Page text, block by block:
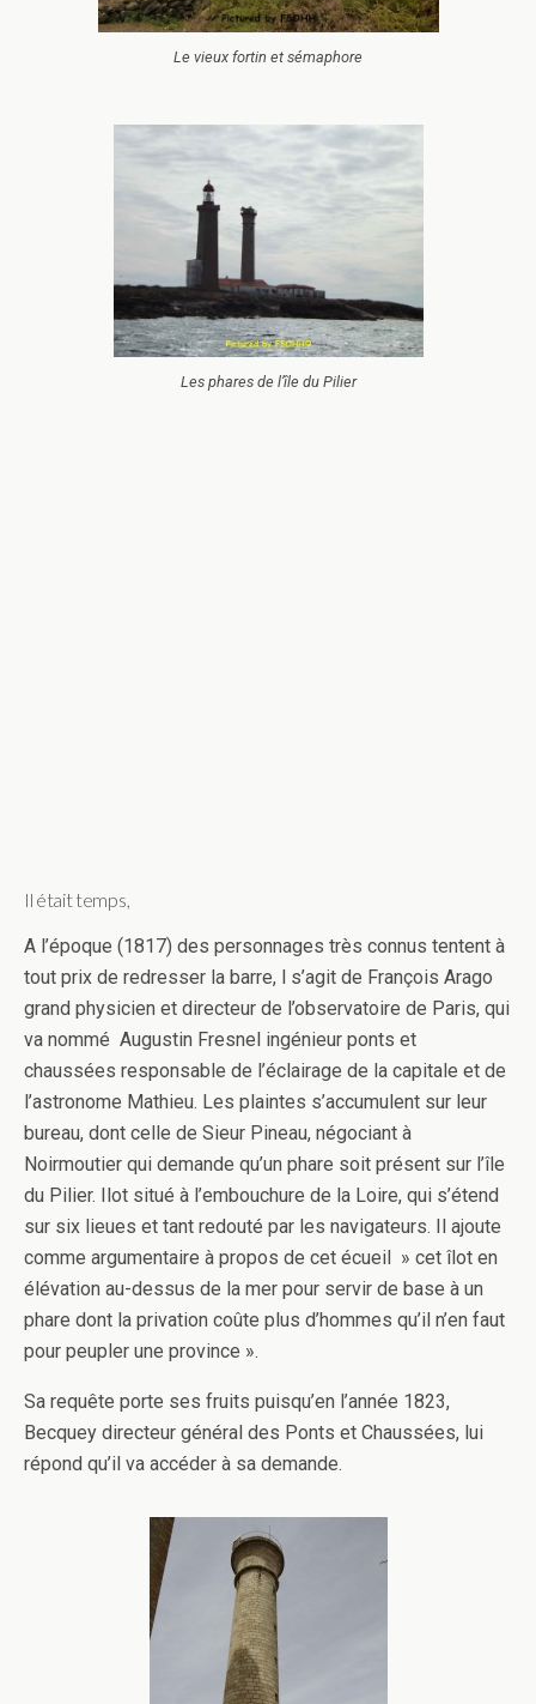
Le vieux fortin et sémaphore
Les phares de l’île du Pilier
Il était temps,
A l’époque (1817) des personnages très connus tentent à
tout prix de redresser la barre, l s’agit de François Arago
grand physicien et directeur de l’observatoire de Paris, qui
va nommé Augustin Fresnel ingénieur ponts et
chaussées responsable de l’éclairage de la capitale et de
l’astronome Mathieu. Les plaintes s’accumulent sur leur
bureau, dont celle de Sieur Pineau, négociant à
Noirmoutier qui demande qu’un phare soit présent sur l’île
du Pilier. Ilot situé à l’embouchure de la Loire, qui s’étend
sur six lieues et tant redouté par les navigateurs. Il ajoute
comme argumentaire à propos de cet écueil » cet îlot en
élévation au-dessus de la mer pour servir de base à un
phare dont la privation coûte plus d’hommes qu’il n’en faut
pour peupler une province ».
Sa requête porte ses fruits puisqu’en l’année 1823,
Becquey directeur général des Ponts et Chaussées, lui
répond qu’il va accéder à sa demande.